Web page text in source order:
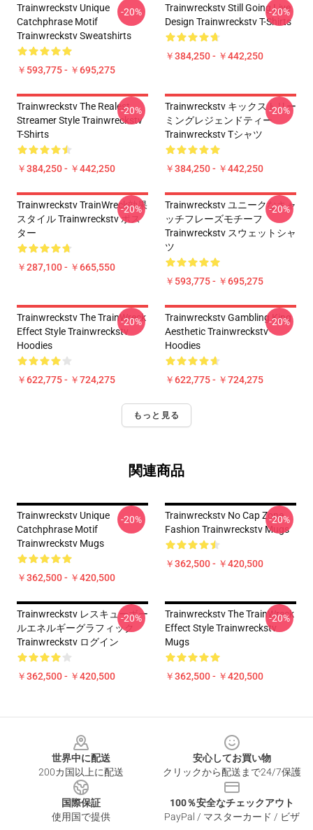
Trainwreckstv Unique
Catchphrase Motif
Trainwreckstv Sweatshirts
￥593,775 - ￥695,275
-20%
Trainwreckstv Still Going Live
Design Trainwreckstv T-Shirts
￥384,250 - ￥442,250
-20%
Trainwreckstv The Realest
Streamer Style Trainwreckstv
T-Shirts
￥384,250 - ￥442,250
-20%
Trainwreckstv キックストリー
ミングレジェンドティー
Trainwreckstv Tシャツ
￥384,250 - ￥442,250
-20%
Trainwreckstv TrainWreck効果
スタイル Trainwreckstv ポス
ター
￥287,100 - ￥665,550
-20%
Trainwreckstv ユニークなキャ
ッチフレーズモチーフ
Trainwreckstv スウェットシャ
ツ
￥593,775 - ￥695,275
-20%
Trainwreckstv The TrainWreck
Effect Style Trainwreckstv
Hoodies
￥622,775 - ￥724,275
-20%
Trainwreckstv Gambling King
Aesthetic Trainwreckstv
Hoodies
￥622,775 - ￥724,275
-20%
もっと見る
関連商品
Trainwreckstv Unique
Catchphrase Motif
Trainwreckstv Mugs
￥362,500 - ￥420,500
-20%
Trainwreckstv No Cap Zone
Fashion Trainwreckstv Mugs
￥362,500 - ￥420,500
-20%
Trainwreckstv レスキューボー
ルエネルギーグラフィック
Trainwreckstv ログイン
￥362,500 - ￥420,500
-20%
Trainwreckstv The TrainWreck
Effect Style Trainwreckstv
Mugs
￥362,500 - ￥420,500
-20%
世界中に配送
200カ国以上に配送
安心してお買い物
クリックから配送まで24/7保護
国際保証
使用国で提供
100％安全なチェックアウト
PayPal / マスターカード / ビザ